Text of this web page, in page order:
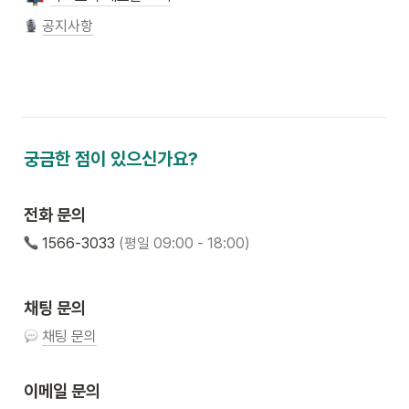
공지사항
궁금한 점이 있으신가요?
전화 문의
1566-3033 (평일 09:00 - 18:00)
채팅 문의
채팅 문의
이메일 문의